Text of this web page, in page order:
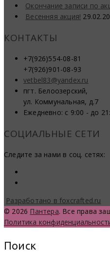
Окончание записи по
Весенняя акция!
КОНТАКТЫ
+7(926)554-08-81
+7(926)901-08-93
vetbel83@yandex.ru
пгт. Белоозерский,
ул. Коммунальная, д.7
Ежедневно: с 9:00 - до
СОЦИАЛЬНЫЕ СЕТИ
Следите за нами в соц. сетях:
Разработано в foxcrafted.ru
© 2026 Пантера. Все права
Политика
Поиск